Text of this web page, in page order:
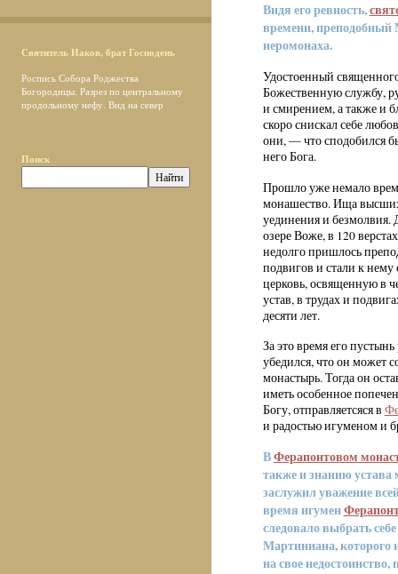
Святитель Иаков, брат Господень
Роспись Собора Роджества
Богородицы. Разрез по центральному
продольному нефу. Вид на север
Поиск
Видя его ревность,
времени, преподобный
иеромонаха.
Удостоенный
Божественную службу,
и смирением, а также и
скоро снискал себе
они, — что сподобился
него Бога.
Прошло уже немало
монашество. Ища
уединения и безмолвия.
озере Воже, в 120
недолго пришлось
подвигов и стали к
церковь, освященную в
устав, в трудах и
десяти лет.
За это время его
убедился, что он может
монастырь. Тогда он
иметь особенное
Богу, отправляетсяся в
и радостью игуменом и
ВФерапонтовом
также и знанию
заслужил уважение
время игумен
следовало выбрать
Мартиниана, которого
на свое